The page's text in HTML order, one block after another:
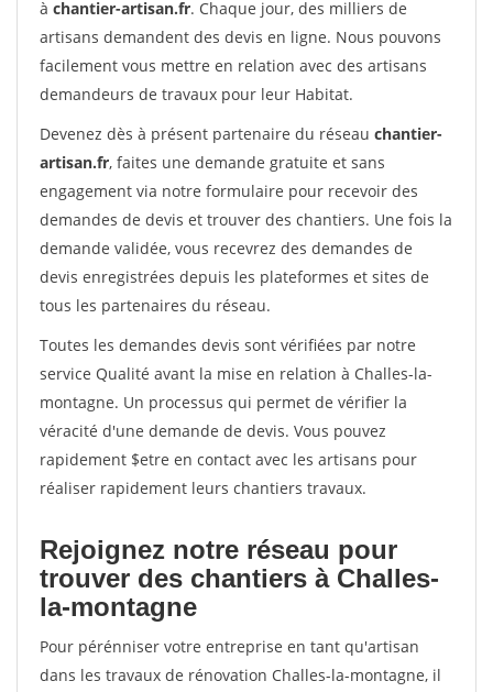
à chantier-artisan.fr. Chaque jour, des milliers de
artisans demandent des devis en ligne. Nous pouvons
facilement vous mettre en relation avec des artisans
demandeurs de travaux pour leur Habitat.
Devenez dès à présent partenaire du réseau chantier-
artisan.fr, faites une demande gratuite et sans
engagement via notre formulaire pour recevoir des
demandes de devis et trouver des chantiers. Une fois la
demande validée, vous recevrez des demandes de
devis enregistrées depuis les plateformes et sites de
tous les partenaires du réseau.
Toutes les demandes devis sont vérifiées par notre
service Qualité avant la mise en relation à Challes-la-
montagne. Un processus qui permet de vérifier la
véracité d'une demande de devis. Vous pouvez
rapidement $etre en contact avec les artisans pour
réaliser rapidement leurs chantiers travaux.
Rejoignez notre réseau pour
trouver des chantiers à Challes-
la-montagne
Pour pérénniser votre entreprise en tant qu'artisan
dans les travaux de rénovation Challes-la-montagne, il